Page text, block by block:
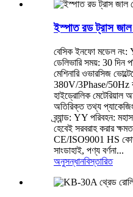
ইস্পাত রড ট্রাস জাল
বেসিক ইনফো মডেল নং:
ডেলিভারি সময়: 30 দিন
মেশিনারি ওভারসিজ
380V/3Phase/50Hz
হাইড্রোলিক মেটেরিয়াল
অতিরিক্ত তথ্য
ব্র্যান্ড: YY পরিবহন:
হেবেই সরবরাহ করার
CE/ISO9001 HS
সাংডাহাই, পণ্য বর্ণনা...
অনুসন্ধানবিস্তারিত